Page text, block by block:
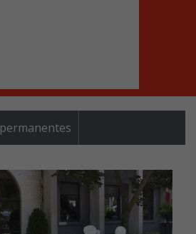
permanentes